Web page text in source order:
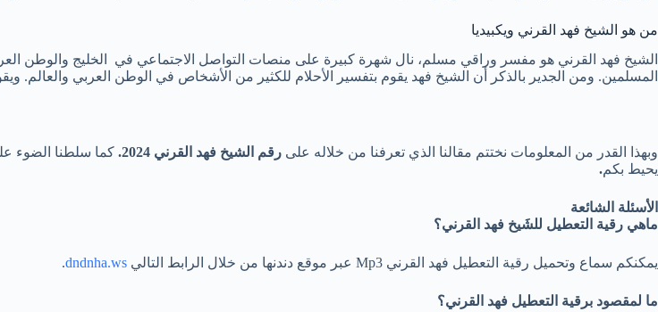
من هو الشيخ فهد القرني ويكبيديا
الشيخ فهد القرني هو مفسر وراقي مسلم، نال شهرة كبيرة على منصات التواصل الاجتماعي في الخليج والوطن
المسلمين. ومن الجدير بالذكر أن الشيخ فهد يقوم بتفسير الأحلام للكثير من الأشخاص في الوطن العربي والعالم.
وبهذا القدر من المعلومات نختتم مقالنا الذي تعرفنا من خلاله على رقم الشيخ فهد القرني 2024.
كما سلطنا الضوء
يحيط بكم.
الأسئلة الشائعة
ماهي رقية التعطيل للشَيخ فهد القرني؟
يمكنكم سماع وتحميل رقية التعطيل فهد القرني Mp3 عبر موقع دندنها من خلال الرابط التالي dndnha.ws
.
ما لمقصود برقية التعطيل فهد القرني؟